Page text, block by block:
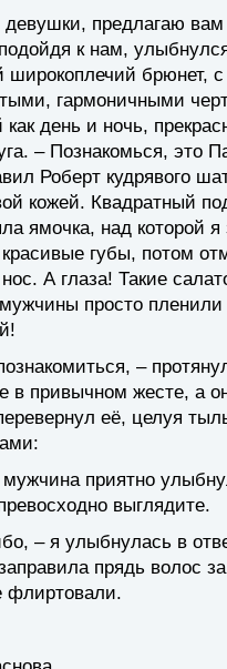
девушки, предлагаю вам
к нам,
широкоплечий брюнет, с
гармоничными
день и ночь,
– Познакомься, это
Роберт кудрявого
кожей. Квадратный
ямочка, над которой
губы, потом
А глаза! Такие
просто пленили
–
в привычном жесте, а
её, целуя
приятно
выглядите.
– я улыбнулась в
прядь волос
флиртовали.